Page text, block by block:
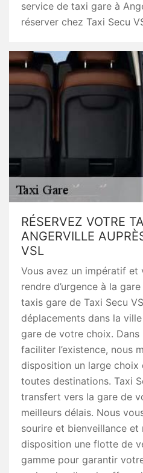
service de taxi gare à
réserver chez Taxi Secu
RÉSERVEZ VOTRE
ANGERVILLE
VSL
Vous avez un impératif et
rendre d’urgence à la
taxis gare de Taxi Secu
déplacements dans la
gare de votre choix. Dans
faciliter l’existence, nous
disposition un large choix
toutes destinations. Taxi
transfert vers la gare de
meilleurs délais. Nous
sourire et bienveillance
disposition une flotte de
gamme pour garantir